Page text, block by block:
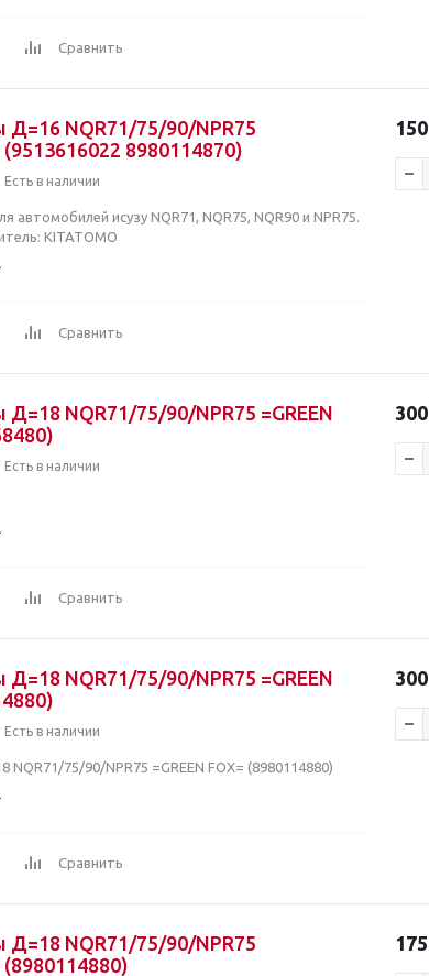
Сравнить
Д=16 NQR71/75/90/NPR75
8980114870)
Есть в наличии
автомобилей исузу NQR71, NQR75, NQR90 и NPR75.
KITATOMO
Сравнить
150
Д=18 NQR71/75/90/NPR75 =GREEN
Есть в наличии
Сравнить
300
Д=18 NQR71/75/90/NPR75 =GREEN
Есть в наличии
75/90/NPR75 =GREEN FOX= (8980114880)
Сравнить
300
Д=18 NQR71/75/90/NPR75
175